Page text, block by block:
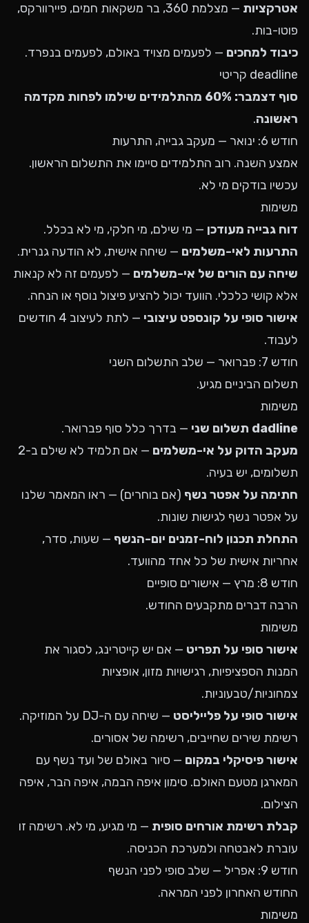
אטרקציות
— מצלמת 360, בר משקאות חמים, פיירוורקס,
פוטו-בות.
כיבוד למחכים — לפעמים מצויד באולם, לפעמים בנפרד.
deadline קריטי
סוף דצמבר: 60% מהתלמידים שילמו לפחות מקדמה
ראשונה.
חודש 6: ינואר — מעקב גבייה, התרעות
אמצע השנה. רוב התלמידים סיימו את התשלום הראשון.
עכשיו בודקים מי לא.
משימות
דוח גבייה מעודכן — מי שילם, מי חלקי, מי לא בכלל.
התרעות לאי-משלמים — שיחה אישית, לא הודעה גנרית.
שיחה עם הורים של אי-משלמים — לפעמים זה לא קנאות
אלא קושי כלכלי. הוועד יכול להציע פיצול נוסף או הנחה.
אישור סופי על קונספט עיצובי
— לתת לעיצוב 4 חודשים
לעבוד.
חודש 7: פברואר — שלב התשלום השני
תשלום הביניים מגיע.
משימות
dadline תשלום שני
— בדרך כלל סוף פברואר.
מעקב הדוק על אי-משלמים
— אם תלמיד לא שילם ב-2
תשלומים, יש בעיה.
חתימה על אפטר נשף (אם בוחרים) — ראו המאמר שלנו
על אפטר נשף לגישות שונות.
התחלת תכנון לוח-זמנים יום-הנשף — שעות, סדר,
אחריות אישית של כל אחד מהוועד.
חודש 8: מרץ — אישורים סופיים
הרבה דברים מתקבעים החודש.
משימות
אישור סופי על תפריט — אם יש קייטרינג, לסגור את
המנות הספציפיות, רגישויות מזון, אופציות
צמחוניות/טבעוניות.
אישור סופי על פלייליסט
— שיחה עם ה-DJ על המוזיקה.
רשימת שירים שחייבים, רשימה של אסורים.
אישור פיסיקלי במקום — סיור באולם של ועד נשף עם
המארגן מטעם האולם. סימון איפה הבמה, איפה הבר, איפה
הצילום.
קבלת רשימת אורחים סופית — מי מגיע, מי לא. רשימה זו
עוברת לאבטחה ולמערכת הכניסה.
חודש 9: אפריל — שלב סופי לפני הנשף
החודש האחרון לפני המראה.
משימות